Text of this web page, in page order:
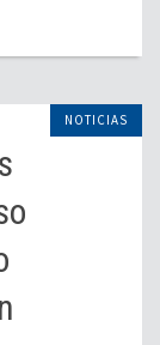
NOTICIAS